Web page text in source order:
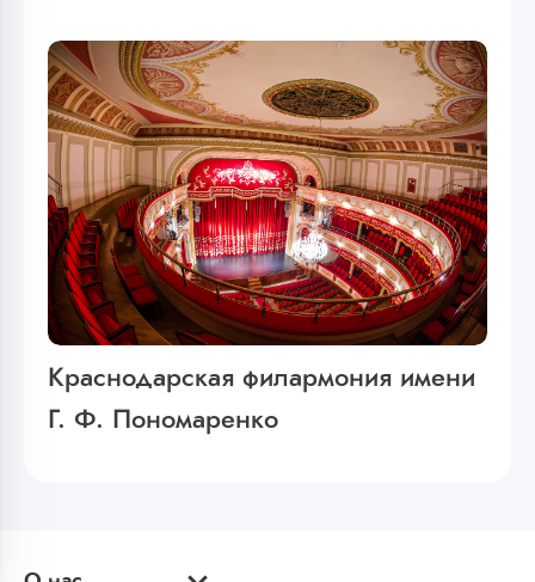
Краснодарская филармония имени
Г. Ф. Пономаренко